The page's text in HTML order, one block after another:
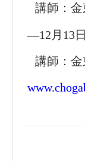
講師：
―12月13
講師：